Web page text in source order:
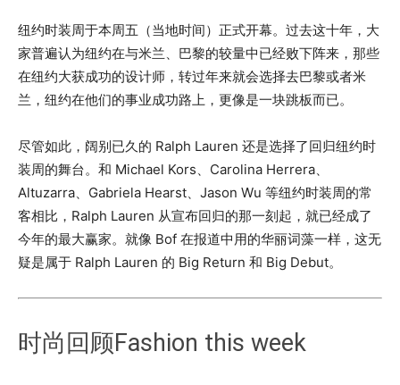
纽约时装周于本周五（当地时间）正式开幕。过去这十年，大
家普遍认为纽约在与米兰、巴黎的较量中已经败下阵来，那些
在纽约大获成功的设计师，转过年来就会选择去巴黎或者米
兰，纽约在他们的事业成功路上，更像是一块跳板而已。
尽管如此，阔别已久的 Ralph Lauren 还是选择了回归纽约时
装周的舞台。和 Michael Kors、Carolina Herrera、
Altuzarra、Gabriela Hearst、Jason Wu 等纽约时装周的常
客相比，Ralph Lauren 从宣布回归的那一刻起，就已经成了
今年的最大赢家。就像 Bof 在报道中用的华丽词藻一样，这无
疑是属于 Ralph Lauren 的 Big Return 和 Big Debut。
时尚回顾Fashion this week